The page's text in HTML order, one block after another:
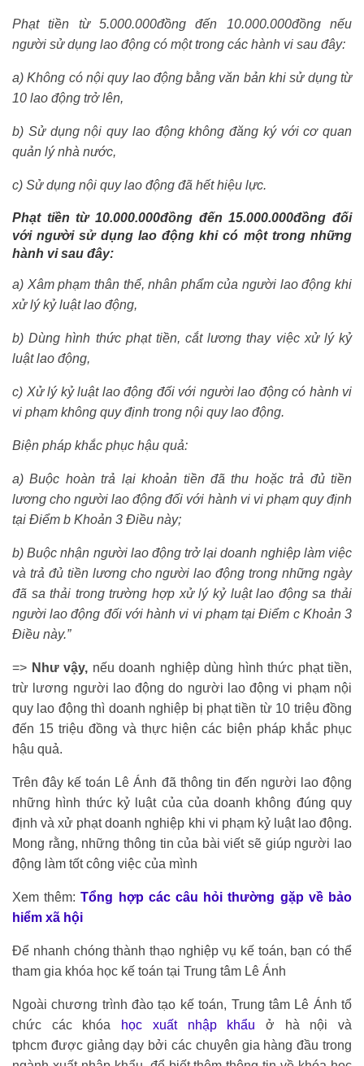
Phạt tiền từ 5.000.000đồng đến 10.000.000đồng nếu
người sử dụng lao động có một trong các hành vi sau đây:
a) Không có nội quy lao động bằng văn bản khi sử dụng từ
10 lao động trở lên,
b) Sử dụng nội quy lao động không đăng ký với cơ quan
quản lý nhà nước,
c) Sử dụng nội quy lao động đã hết hiệu lực.
Phạt tiền từ 10.000.000đồng đến 15.000.000đồng đối
với người sử dụng lao động khi có một trong những
hành vi sau đây:
a) Xâm phạm thân thể, nhân phẩm của người lao động khi
xử lý kỷ luật lao động,
b) Dùng hình thức phạt tiền, cắt lương thay việc xử lý kỷ
luật lao động,
c) Xử lý kỷ luật lao động đối với người lao động có hành vi
vi phạm không quy định trong nội quy lao động.
Biện pháp khắc phục hậu quả:
a) Buộc hoàn trả lại khoản tiền đã thu hoặc trả đủ tiền
lương cho người lao động đối với hành vi vi phạm quy định
tại Điểm b Khoản 3 Điều này;
b) Buộc nhận người lao động trở lại doanh nghiệp làm việc
và trả đủ tiền lương cho người lao động trong những ngày
đã sa thải trong trường hợp xử lý kỷ luật lao động sa thải
người lao động đối với hành vi vi phạm tại Điểm c Khoản 3
Điều này.”
=> Như vậy, nếu doanh nghiệp dùng hình thức phạt tiền,
trừ lương người lao động do người lao động vi phạm nội
quy lao động thì doanh nghiệp bị phạt tiền từ 10 triệu đồng
đến 15 triệu đồng và thực hiện các biện pháp khắc phục
hậu quả.
Trên đây kế toán Lê Ánh đã thông tin đến người lao động
những hình thức kỷ luật của của doanh không đúng quy
định và xử phạt doanh nghiệp khi vi phạm kỷ luật lao động.
Mong rằng, những thông tin của bài viết sẽ giúp người lao
động làm tốt công việc của mình
Xem thêm:Tổng hợp các câu hỏi thường gặp về bảo
hiểm xã hội
Để nhanh chóng thành thạo nghiệp vụ kế toán, bạn có thể
tham gia khóa học kế toán tại Trung tâm Lê Ánh
Ngoài chương trình đào tạo kế toán, Trung tâm Lê Ánh tổ
chức các khóa
học xuất nhập khẩu ở hà nội và
tphcm được giảng dạy bởi các chuyên gia hàng đầu trong